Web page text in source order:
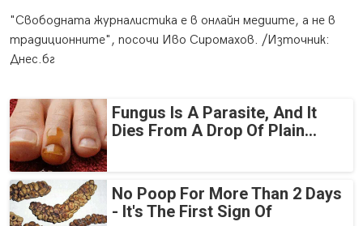
"Свободната журналистика е в онлайн медиите, а не в
традиционните", посочи Иво Сиромахов. /Източник:
Днес.бг
Fungus Is A Parasite, And It
Dies From A Drop Of Plain...
No Poop For More Than 2 Days
- It's The First Sign Of